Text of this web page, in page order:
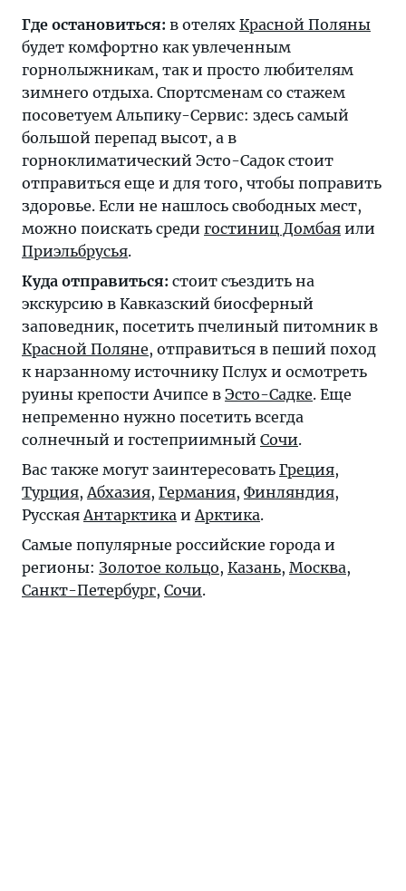
Где остановиться: в отелях Красной Поляны
будет комфортно как увлеченным
горнолыжникам, так и просто любителям
зимнего отдыха. Спортсменам со стажем
посоветуем Альпику-Сервис: здесь самый
большой перепад высот, а в
горноклиматический Эсто-Садок стоит
отправиться еще и для того, чтобы поправить
здоровье. Если не нашлось свободных мест,
можно поискать среди гостиниц Домбая или
Приэльбрусья.
Куда отправиться: стоит съездить на
экскурсию в Кавказский биосферный
заповедник, посетить пчелиный питомник в
Красной Поляне, отправиться в пеший поход
к нарзанному источнику Пслух и осмотреть
руины крепости Ачипсе в Эсто-Садке. Еще
непременно нужно посетить всегда
солнечный и гостеприимный Сочи.
Вас также могут заинтересовать Греция,
Турция, Абхазия, Германия, Финляндия,
Русская Антарктика и Арктика.
Самые популярные российские города и
регионы: Золотое кольцо, Казань, Москва,
Санкт-Петербург, Сочи.